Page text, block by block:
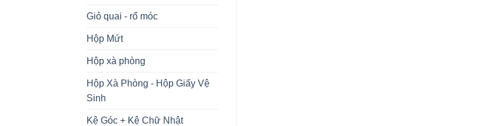
Giỏ quai - rổ móc
Hộp Mứt
Hộp xà phòng
Hộp Xà Phòng - Hộp Giấy Vệ
Sinh
Kệ Góc + Kệ Chữ Nhật